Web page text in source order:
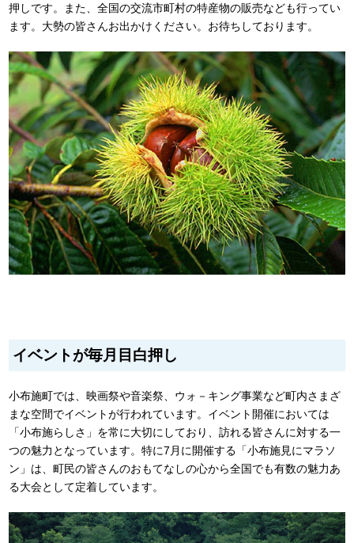
押しです。また、全国の交流市町村の特産物の販売なども行ってい
ます。大勢の皆さんお出かけください。お待ちしております。
イベントが毎月目白押し
小布施町では、映画祭や音楽祭、ウォ－キング事業など町内さまざ
まな空間でイベントが行われています。イベント開催においては
「小布施らしさ」を常に大切にしており、訪れる皆さんに対する一
つの魅力となっています。特に7月に開催する「小布施見にマラソ
ン」は、町民の皆さんのおもてなしの心から全国でも有数の魅力あ
る大会として定着しています。